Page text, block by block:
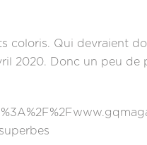
coloris. Qui devraient
2020. Donc un peu de